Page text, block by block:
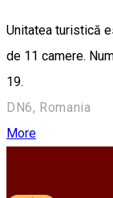
Unitatea turistică
de 11 camere.
19.
DN6, Romania
More